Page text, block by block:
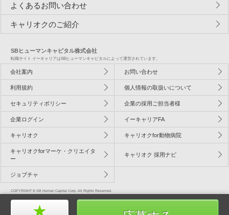
よくあるお問い合わせ
キャリオクのご紹介
SBヒューマンキャピタル株式会社
転職サイト イーキャリアはSBヒューマンキャピタルによって運営されています。
会社案内 お問い合わせ
利用規約 個人情報の取扱いについて
セキュリティポリシー 企業の採用ご担当者様
企業ログイン イーキャリアFA
キャリオク キャリオクfor動物病院
キャリオクforマーケ・クリエイタ
ー
キャリオク 採用ナビ
ジョブチャ
COPYRIGHT © SB Human Capital Corp. All Rights Reserved.